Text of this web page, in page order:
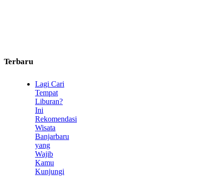
Terbaru
Lagi Cari
Tempat
Liburan?
Ini
Rekomendasi
Wisata
Banjarbaru
yang
Wajib
Kamu
Kunjungi